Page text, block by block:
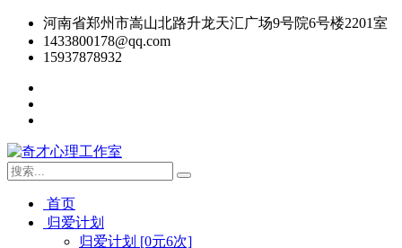
河南省郑州市嵩山北路升龙天汇广场9号院6号楼2201室
1433800178@qq.com
15937878932
首页
归爱计划
归爱计划 [0元6次]